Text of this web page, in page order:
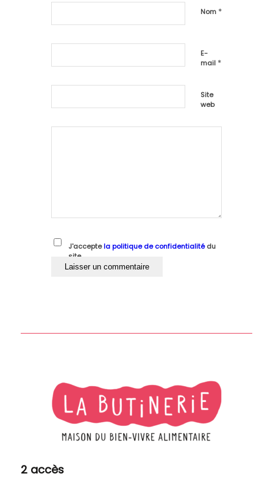
Nom *
E-
mail *
Site
web
J'acceptela politique de confidentialitédu
site
2 accès